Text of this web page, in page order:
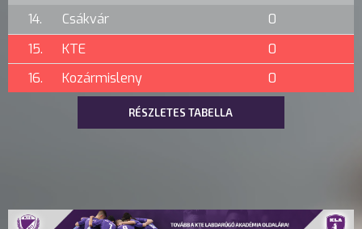
14.
Csákvár
0
15.
KTE
0
16.
Kozármisleny 0
RÉSZLETES TABELLA